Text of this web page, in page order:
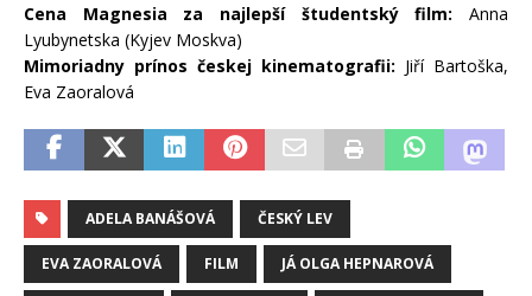
Cena Magnesia za najlepší študentský film: Anna
Lyubynetska (Kyjev Moskva)
Mimoriadny prínos českej kinematografii: Jiří Bartoška,
Eva Zaoralová
ADELA BANÁŠOVÁ ČESKÝ LEV
EVA ZAORALOVÁ FILM JÁ OLGA HEPNAROVÁ